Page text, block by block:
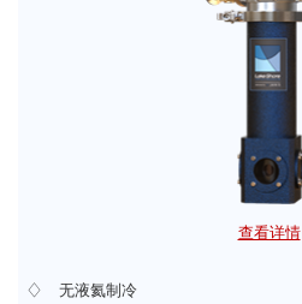
查看详情
♢ 无液氦制冷